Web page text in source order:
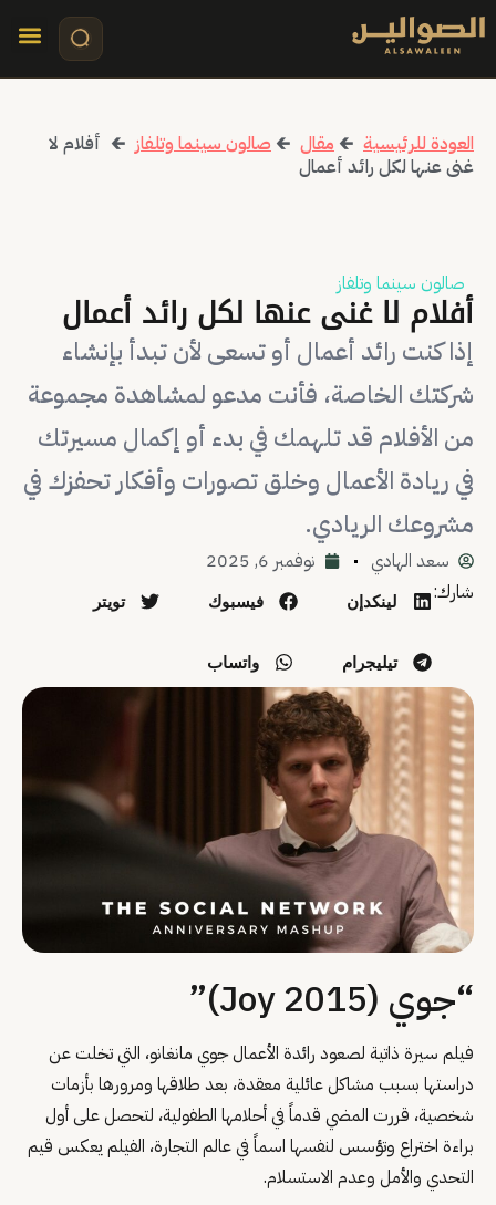
العودة للرئيسية 🡰 مقال 🡰 صالون سينما وتلفاز 🡰 أفلام لا
غنى عنها لكل رائد أعمال
صالون سينما وتلفاز
أفلام لا غنى عنها لكل رائد أعمال
إذا كنت رائد أعمال أو تسعى لأن تبدأ بإنشاء
شركتك الخاصة، فأنت مدعو لمشاهدة مجموعة
من الأفلام قد تلهمك في بدء أو إكمال مسيرتك
في ريادة الأعمال وخلق تصورات وأفكار تحفزك في
مشروعك الريادي.
سعد الهادي نوفمبر 6, 2025
لينكدإن فيسبوك تويتر
تيليجرام واتساب
شارك:
“جوي (Joy 2015)”
فيلم سيرة ذاتية لصعود رائدة الأعمال جوي مانغانو، التي تخلت عن
دراستها بسبب مشاكل عائلية معقدة، بعد طلاقها ومرورها بأزمات
شخصية، قررت المضي قدماً في أحلامها الطفولية، لتحصل على أول
براءة اختراع وتؤسس لنفسها اسماً في عالم التجارة، الفيلم يعكس قيم
التحدي والأمل وعدم الاستسلام.